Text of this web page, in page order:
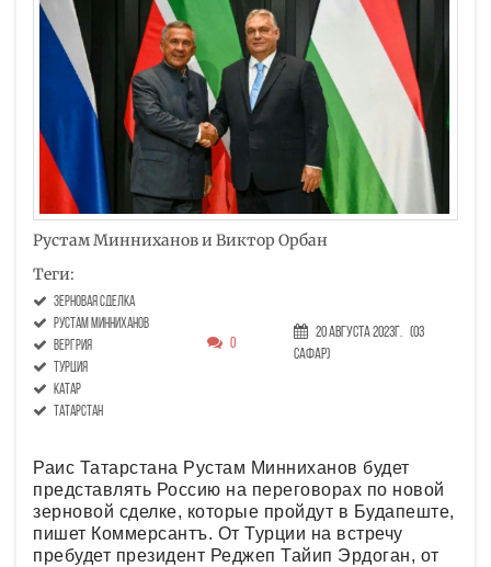
Рустам Минниханов и Виктор Орбан
Теги:
зерновая сделка
Рустам Минниханов
Вергрия
Турция
Катар
Татарстан
0
20 Августа 2023г. (03
Сафар)
Раис Татарстана Рустам Минниханов будет
представлять Россию на переговорах по новой
зерновой сделке, которые пройдут в Будапеште,
пишет Коммерсантъ. От Турции на встречу
пребудет президент Реджеп Тайип Эрдоган, от